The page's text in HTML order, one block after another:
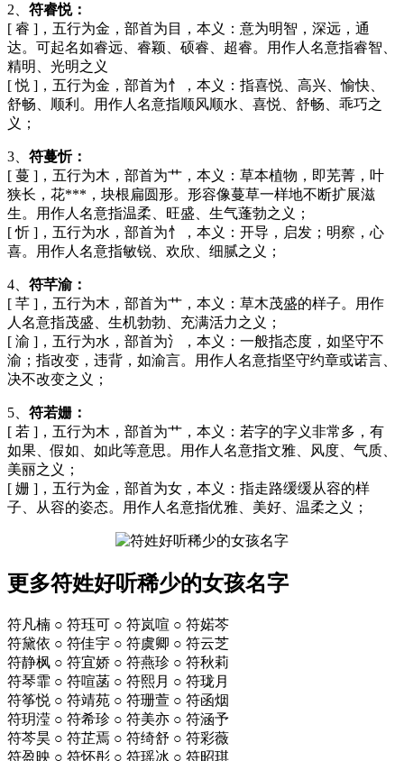
2、 符睿悦：
[ 睿 ]，五行为金，部首为目，本义：意为明智，深远，通
达。可起名如睿远、睿颖、硕睿、超睿。用作人名意指睿智、
精明、光明之义
[ 悦 ]，五行为金，部首为忄，本义：指喜悦、高兴、愉快、
舒畅、顺利。用作人名意指顺风顺水、喜悦、舒畅、乖巧之
义；
3、 符蔓忻：
[ 蔓 ]，五行为木，部首为艹，本义：草本植物，即芜菁，叶
狭长，花***，块根扁圆形。形容像蔓草一样地不断扩展滋
生。用作人名意指温柔、旺盛、生气蓬勃之义；
[ 忻 ]，五行为水，部首为忄，本义：开导，启发；明察，心
喜。用作人名意指敏锐、欢欣、细腻之义；
4、 符芊渝：
[ 芊 ]，五行为木，部首为艹，本义：草木茂盛的样子。用作
人名意指茂盛、生机勃勃、充满活力之义；
[ 渝 ]，五行为水，部首为氵，本义：一般指态度，如坚守不
渝；指改变，违背，如渝言。用作人名意指坚守约章或诺言、
决不改变之义；
5、 符若姗：
[ 若 ]，五行为木，部首为艹，本义：若字的字义非常多，有
如果、假如、如此等意思。用作人名意指文雅、风度、气质、
美丽之义；
[ 姗 ]，五行为金，部首为女，本义：指走路缓缓从容的样
子、从容的姿态。用作人名意指优雅、美好、温柔之义；
更多符姓好听稀少的女孩名字
符凡楠 ○ 符珏可 ○ 符岚喧 ○ 符婼芩
符黛依 ○ 符佳宇 ○ 符虞卿 ○ 符云芝
符静枫 ○ 符宜娇 ○ 符燕珍 ○ 符秋莉
符琴霏 ○ 符喧菡 ○ 符熙月 ○ 符珑月
符筝悦 ○ 符靖苑 ○ 符珊萱 ○ 符函烟
符玥滢 ○ 符希珍 ○ 符美亦 ○ 符涵予
符芩昊 ○ 符芷焉 ○ 符绮舒 ○ 符彩薇
符盈映 ○ 符怀彤 ○ 符瑶冰 ○ 符昭琪